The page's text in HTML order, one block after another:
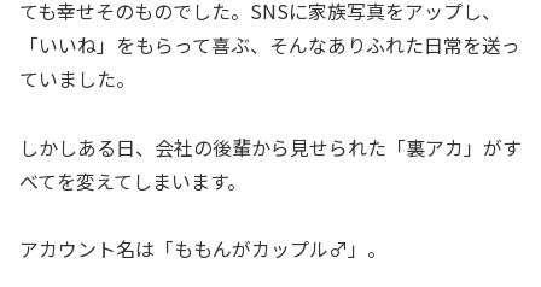
ても幸せそのものでした。SNSに家族写真をアップし、
「いいね」をもらって喜ぶ、そんなありふれた日常を送っ
ていました。
しかしある日、会社の後輩から見せられた「裏アカ」がす
べてを変えてしまいます。
アカウント名は「ももんがカップル♂」。